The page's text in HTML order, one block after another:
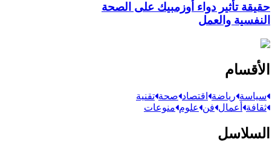
حقيقة تأثير دواء أوزمبيك على الصحة
النفسية والعمل
الأقسام
سياسة رياضة اقتصاد صحة تقنية
ثقافة
أعمال فن علوم منوعات
السلاسل